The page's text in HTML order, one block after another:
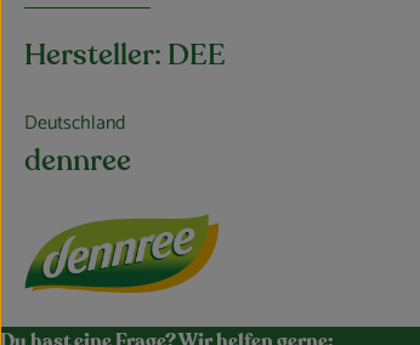
Hersteller: DEE
Deutschland
dennree